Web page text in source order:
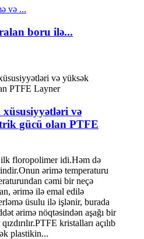
boru ilə...
və
gücü olan PTFE
floropolimer idi.Həm də
ərimə temperaturu
cəmi bir neçə
ərimə ilə emal edilə
üsulu ilə işlənir, burada
ərimə nöqtəsindən aşağı bir
kristalları açılıb
plastikin...